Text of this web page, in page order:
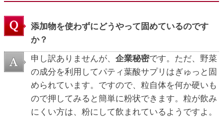
添加物を使わずにどうやって固めているのです
か？
申し訳ありませんが、 企業秘密です。ただ、野菜
の成分を利用してパティ葉酸サプリはぎゅっと固
められています。ですので、粒自体を何か硬いも
ので押してみると簡単に粉状できます。粒が飲み
にくい方は、粉にして飲まれているようですよ。